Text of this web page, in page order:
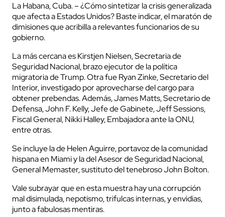
La Habana, Cuba. – ¿Cómo sintetizar la crisis generalizada
que afecta a Estados Unidos? Baste indicar, el maratón de
dimisiones que acribilla a relevantes funcionarios de su
gobierno.
La más cercana es Kirstjen Nielsen, Secretaria de
Seguridad Nacional, brazo ejecutor de la política
migratoria de Trump. Otra fue Ryan Zinke, Secretario del
Interior, investigado por aprovecharse del cargo para
obtener prebendas. Además, James Matts, Secretario de
Defensa, John F. Kelly, Jefe de Gabinete, Jeff Sessions,
Fiscal General, Nikki Halley, Embajadora ante la ONU,
entre otras.
Se incluye la de Helen Aguirre, portavoz de la comunidad
hispana en Miami y la del Asesor de Seguridad Nacional,
General Memaster, sustituto del tenebroso John Bolton.
Vale subrayar que en esta muestra hay una corrupción
mal disimulada, nepotismo, trifulcas internas, y envidias,
junto a fabulosas mentiras.